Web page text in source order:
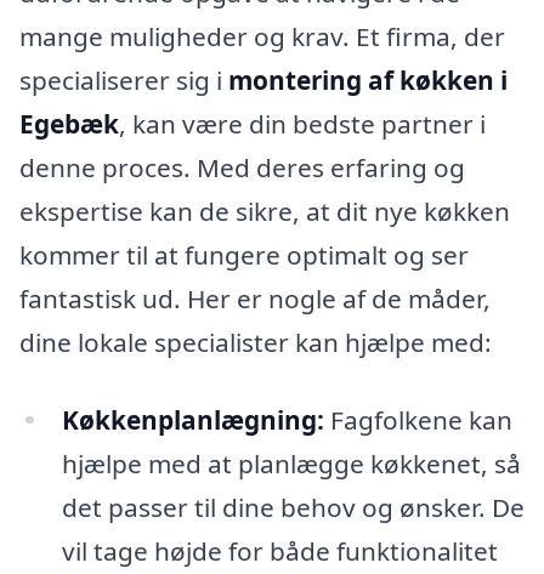
mange muligheder og krav. Et firma, der
specialiserer sig i montering af køkken i
Egebæk, kan være din bedste partner i
denne proces. Med deres erfaring og
ekspertise kan de sikre, at dit nye køkken
kommer til at fungere optimalt og ser
fantastisk ud. Her er nogle af de måder,
dine lokale specialister kan hjælpe med:
Køkkenplanlægning: Fagfolkene kan
hjælpe med at planlægge køkkenet, så
det passer til dine behov og ønsker. De
vil tage højde for både funktionalitet